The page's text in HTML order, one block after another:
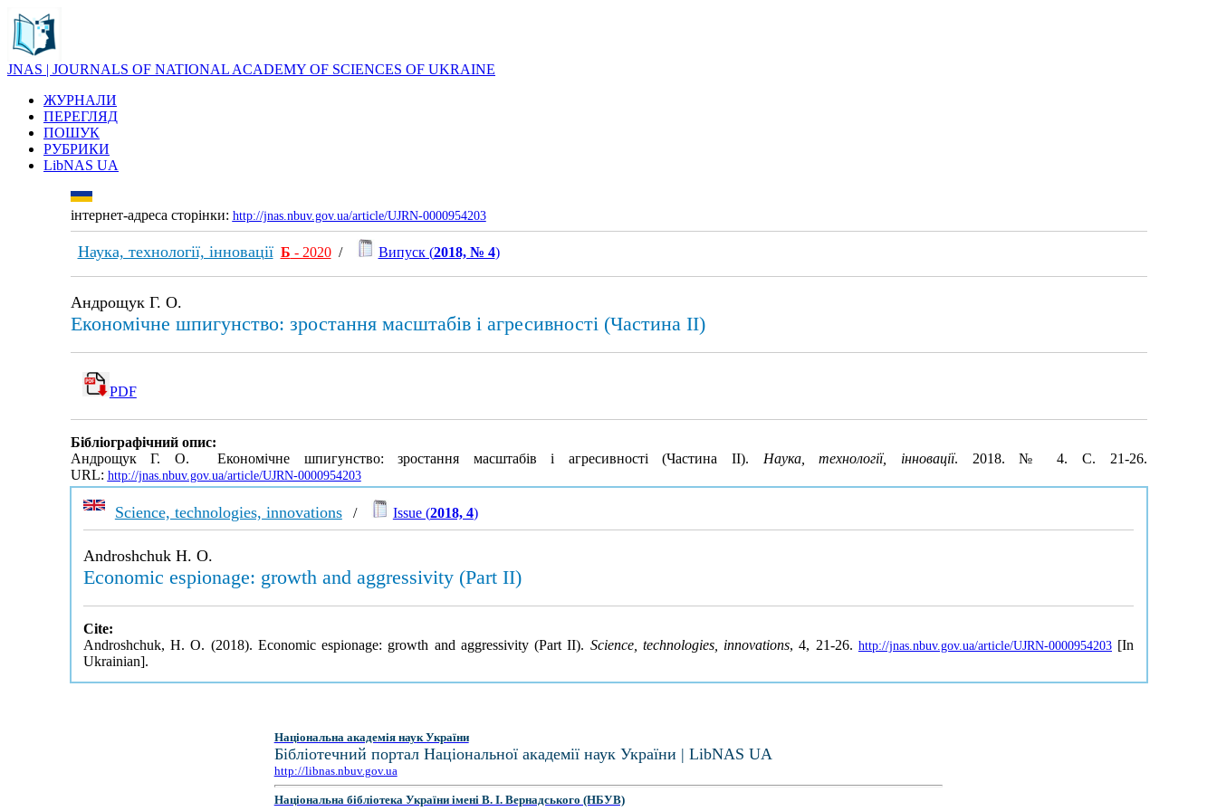
JNAS | JOURNALS OF NATIONAL ACADEMY OF SCIENCES OF UKRAINE
ЖУРНАЛИ
ПЕРЕГЛЯД
ПОШУК
РУБРИКИ
LibNAS UA
інтернет-адреса сторінки: http://jnas.nbuv.gov.ua/article/UJRN-0000954203
Наука, технології, інновації Б - 2020/ Випуск (2018, № 4)
Андрощук Г. О.
Економічне шпигунство: зростання масштабів і агресивності (Частина ІІ)
PDF
Бібліографічний опис:
Андрощук Г. О. Економічне шпигунство: зростання масштабів і агресивності (Частина ІІ). Наука, технології, інновації. 2018. № 4. С. 21-26.
URL: http://jnas.nbuv.gov.ua/article/UJRN-0000954203
Science, technologies, innovations/ Issue (2018, 4)
Androshchuk H. O.
Economic espionage: growth and aggressivity (Part II)
Cite:
Androshchuk, H. O. (2018). Economic espionage: growth and aggressivity (Part II). Science, technologies, innovations, 4, 21-26. http://jnas.nbuv.gov.ua/article/UJRN-0000954203[In
Ukrainian].
Національна академія наук України
Бібліотечний портал Національної академії наук України | LibNAS UA
http://libnas.nbuv.gov.ua
Національна бібліотека України імені В. І. Вернадського (НБУВ)